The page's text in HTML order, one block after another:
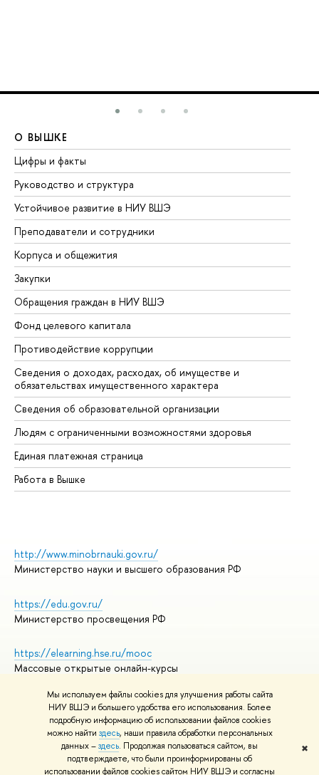
Мы используем файлы cookies для улучшения работы сайта
НИУ ВШЭ и большего удобства его использования. Более
подробную информацию об использовании файлов cookies
можно найти здесь, наши правила обработки персональных
данных –здесь. Продолжая пользоваться сайтом, вы
подтверждаете, что были проинформированы об
использовании файлов cookies сайтом НИУ ВШЭ и согласны
✖
О ВЫШКЕ
Цифры и факты
Руководство и структура
Устойчивое развитие в НИУ ВШЭ
Преподаватели и сотрудники
Корпуса и общежития
Закупки
Обращения граждан в НИУ ВШЭ
Фонд целевого капитала
Противодействие коррупции
Сведения о доходах, расходах, об имуществе и
обязательствах имущественного характера
Сведения об образовательной организации
Людям с ограниченными возможностями здоровья
Единая платежная страница
Работа в Вышке
http://www.minobrnauki.gov.ru/
Министерство науки и высшего образования РФ
https://edu.gov.ru/
Министерство просвещения РФ
https://elearning.hse.ru/mooc
Массовые открытые онлайн-курсы
© НИУ ВШЭ 1993–2026
Адреса и контакты
Условия использования материалов
Политика конфиденциальности